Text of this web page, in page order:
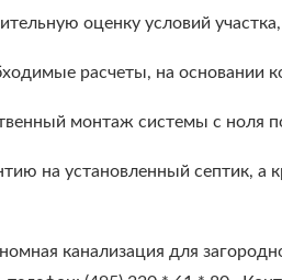
оценку условий
расчеты, на основании
монтаж системы с ноля
на установленный септик,
канализация для